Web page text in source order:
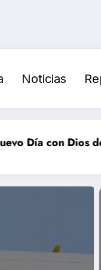
Noticias
tempranito